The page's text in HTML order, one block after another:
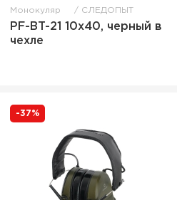
Монокуляр СЛЕДОПЫТ
PF-BT-21 10х40, черный в
чехле
-37%